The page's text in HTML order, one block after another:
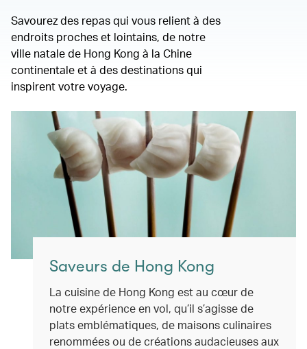
Savourez des repas qui vous relient à des
endroits proches et lointains, de notre
ville natale de Hong Kong à la Chine
continentale et à des destinations qui
inspirent votre voyage.
Saveurs de Hong Kong
La cuisine de Hong Kong est au cœur de
notre expérience en vol, qu’il s’agisse de
plats emblématiques, de maisons culinaires
renommées ou de créations audacieuses aux